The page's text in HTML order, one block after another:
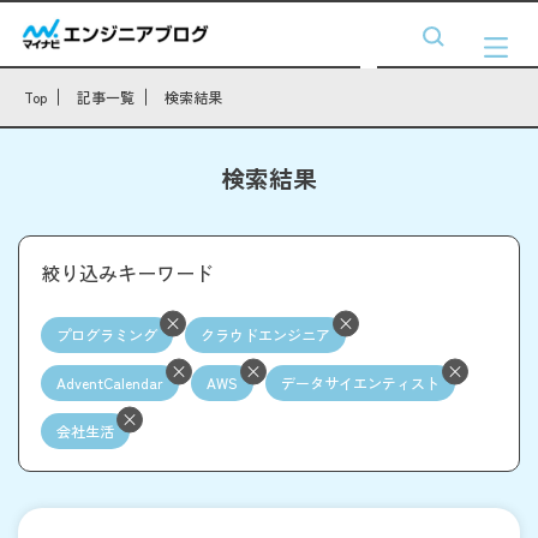
Top 記事一覧 検索結果
検索結果
絞り込みキーワード
プログラミング クラウドエンジニア
AdventCalendar AWS データサイエンティスト
会社生活